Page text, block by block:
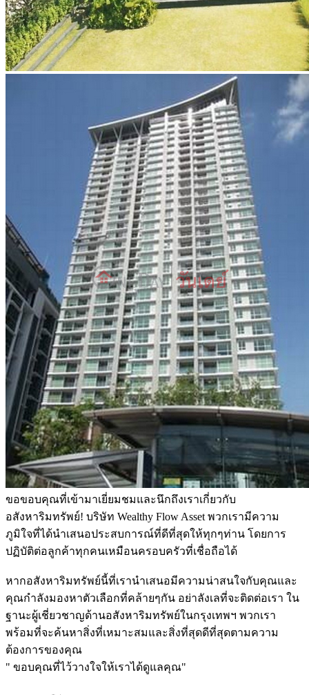
ขอขอบคุณที่เข้ามาเยี่ยมชมและนึกถึงเราเกี่ยวกับ
อสังหาริมทรัพย์! บริษัท Wealthy Flow Asset พวกเรามีความ
ภูมิใจที่ได้นำเสนอประสบการณ์ที่ดีที่สุดให้ทุกๆท่าน โดยการ
ปฏิบัติต่อลูกค้าทุกคนเหมือนครอบครัวที่เชื่อถือได้
หากอสังหาริมทรัพย์นี้ที่เรานำเสนอมีความน่าสนใจกับคุณและ
คุณกำลังมองหาตัวเลือกที่คล้ายๆกัน อย่าลังเลที่จะติดต่อเรา ใน
ฐานะผู้เชี่ยวชาญด้านอสังหาริมทรัพย์ในกรุงเทพฯ พวกเรา
พร้อมที่จะค้นหาสิ่งที่เหมาะสมและสิ่งที่สุดดีที่สุดตามความ
ต้องการของคุณ
" ขอบคุณที่ไว้วางใจให้เราได้ดูแลคุณ"